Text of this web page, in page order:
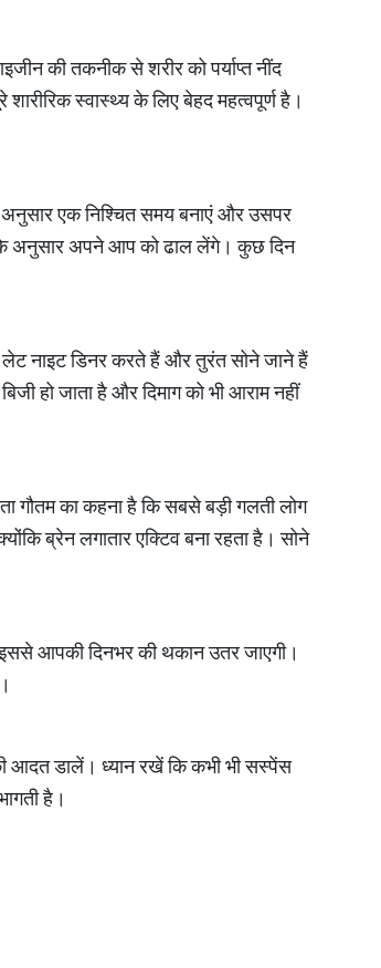
की तकनीक से शरीर को पर्याप्त नींद
स्वास्थ्य के लिए बेहद महत्वपूर्ण है।
एक निश्चित समय बनाएं और उसपर
के अनुसार अपने आप को ढाल लेंगे। कुछ दिन
नाइट डिनर करते हैं और तुरंत सोने जाने हैं
हो जाता है और दिमाग को भी आराम नहीं
गौतम का कहना है कि सबसे बड़ी गलती लोग
ब्रेन लगातार एक्टिव बना रहता है। सोने
आपकी दिनभर की थकान उतर जाएगी।
आदत डालें। ध्यान रखें कि कभी भी सस्पेंस
है।